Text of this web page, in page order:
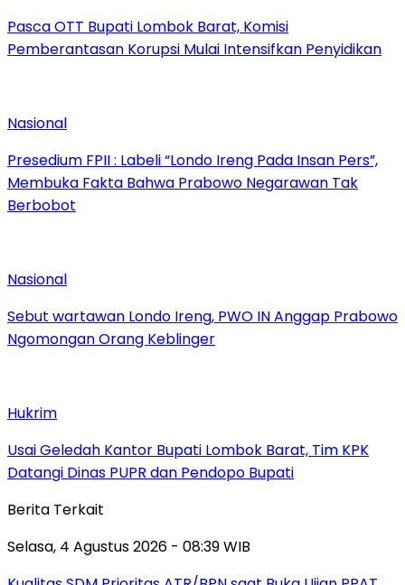
Pasca OTT Bupati Lombok Barat, Komisi
Pemberantasan Korupsi Mulai Intensifkan Penyidikan
Nasional
Presedium FPII : Labeli “Londo Ireng Pada Insan Pers”,
Membuka Fakta Bahwa Prabowo Negarawan Tak
Berbobot
Nasional
Sebut wartawan Londo Ireng, PWO IN Anggap Prabowo
Ngomongan Orang Keblinger
Hukrim
Usai Geledah Kantor Bupati Lombok Barat, Tim KPK
Datangi Dinas PUPR dan Pendopo Bupati
Berita Terkait
Selasa, 4 Agustus 2026 - 08:39 WIB